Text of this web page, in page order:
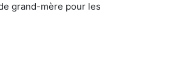
grand-mère pour les